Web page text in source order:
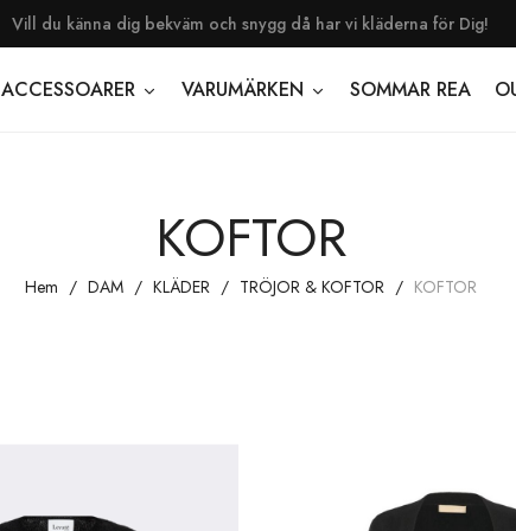
Vill du känna dig bekväm och snygg då har vi kläderna för Dig!
ACCESSOARER VARUMÄRKEN SOMMAR REA
KOFTOR
Hem DAM KLÄDER TRÖJOR & KOFTOR KOFTOR